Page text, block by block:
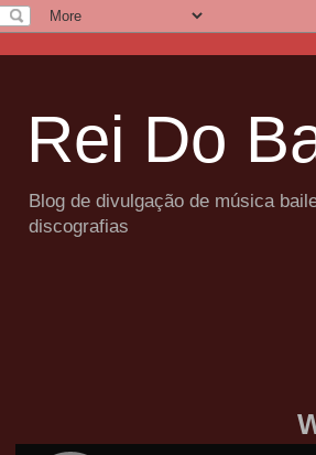
Rei Do
Blog de divulgação de música
discografias